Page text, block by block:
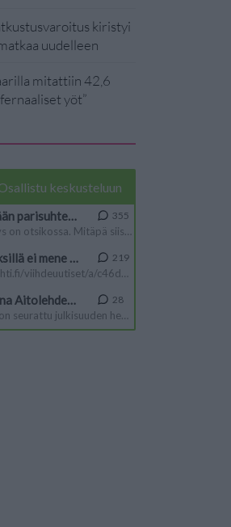
kiristyi
uudelleen
mitattiin 42,6
yöt”